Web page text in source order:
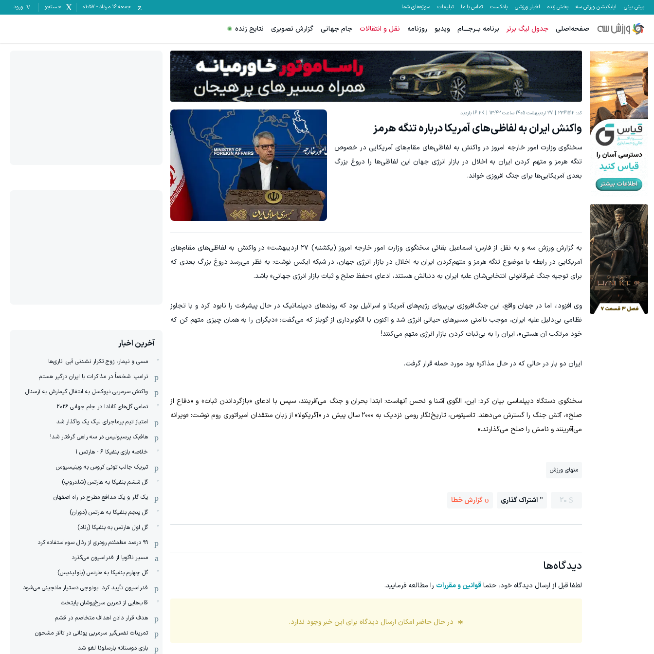
پیش بینی اپلیکیشن ورزش سه پخش زنده اخبار ورزشی پادکست تماس با ما تبلیغات سوژه‌های شما جمعه ۱۶ مرداد -
01:57 جستجو ورود
صفحه‌اصلی جدول لیگ برتر برنامه بــرجـــام ویدیو روزنامه نقل و انتقالات جام جهانی گزارش تصویری نتایج زنده
کد: 2361512 27 اردیبهشت 1405 ساعت 13:42 16.2K بازدید
واکنش ایران به لفاظی‌های آمریکا درباره تنگه هرمز
سخنگوی وزارت امور خارجه امروز در واکنش به لفاظی‌های مقام‌های آمریکایی در خصوص
تنگه هرمز و متهم کردن ایران به اخلال در بازار انرژی جهان این لفاظی‌ها را دروغ بزرگ
بعدی آمریکایی‌ها برای جنگ افروزی خواند.
به گزارش ورزش سه و به نقل از فارس؛ اسماعیل بقائی سخنگوی وزارت امور خارجه امروز (یکشنبه) ۲۷ اردیبهشت» در واکنش به لفاظی‌های مقام‌های
آمریکایی در رابطه با موضوع تنگه هرمز و متهم‌کردن ایران به اخلال در بازار انرژی جهان، در شبکه ایکس نوشت: به نظر می‌رسد دروغ بزرگ بعدی که
برای توجیه جنگ غیرقانونی انتخابی‌شان علیه ایران به دنبالش هستند، ادعای «حفظ صلح و ثبات بازار انرژی جهانی» باشد.
وی افزود:، اما در جهان واقع، این جنگ‌افروزی بی‌پروای رژیم‌های آمریکا و اسرائیل بود که روند‌های دیپلماتیک در حال پیشرفت را نابود کرد و با تجاوز
نظامی بی‌دلیل علیه ایران، موجب ناامنی مسیر‌های حیاتی انرژی شد و اکنون با الگوبرداری از گوبلز که می‌گفت: «دیگران را به همان چیزی متهم کن که
خود مرتکب آن هستی»، ایران را به بی‌ثبات کردن بازار انرژی متهم می‌کنند!
ایران دو بار در حالی که در حال مذاکره بود مورد حمله قرار گرفت.
سخنگوی دستگاه دیپلماسی بیان کرد: این، الگوی آشنا و نحس آنهاست: ابتدا بحران و جنگ می‌آفرینند، سپس با ادعای «بازگرداندن ثبات» و «دفاع از
صلح»، آتش جنگ را گسترش می‌دهند. تاسیتوس، تاریخ‌نگار رومی نزدیک به ۲۰۰۰ سال پیش در «آگریکولا» از زبان منتقدان امپراتوری روم نوشت: «ویرانه
می‌آفرینند و نامش را صلح می‌گذارند.»
منهای ورزش
20 اشتراک گذاری گزارش خطا
دیدگاه‌ها
لطفا قبل از ارسال دیدگاه خود، حتماقوانین و مقررات را مطالعه فرمایید.
در حال حاضر امکان ارسال دیدگاه برای این خبروجود ندارد.
آخرین اخبار
مسی و نیمار، زوج تکرار نشدنی آبی اناری‌ها
ترامپ: شخصاً در مذاکرات با ایران درگیر هستم
واکنش سرمربی نیوکسل به انتقال گیمارش به آرسنال
تمامی گل‌های کانادا در جام جهانی 2026
امتیاز تیم پرماجرای لیگ یک واگذار شد
هافبک پرسپولیس در سه راهی گرفتار شد!
خلاصه بازی بنفیکا 6 - هارتس 1
تبریک جالب تونی کروس به وینیسیوس
گل ششم بنفیکا به هارتس (شلدروپ)
یک گلر و یک مدافع مطرح در راه اصفهان
گل پنجم بنفیکا به هارتس (دوران)
گل اول هارتس به بنفیکا (رناد)
۹۹ درصد مطمئنم رودری از رئال سوءاستفاده کرد
مسیر ناگویا از فدراسیون می‌گذرد
گل چهارم بنفیکا به هارتس (پاولیدیس)
فدراسیون تأیید کرد: بونوچی دستیار مانچینی می‌شود
قاب‌هایی از تمرین سرخ‌پوشان پایتخت
هدف قرار دادن اهداف متخاصم در قشم
‏تمرینات نفس‌گیر سرمربی یونانی در تالار مشحون
بازی دوستانه بارسلونا لغو شد